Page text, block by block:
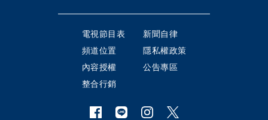
電視節目表
新聞自律
頻道位置
隱私權政策
內容授權
公告專區
整合行銷